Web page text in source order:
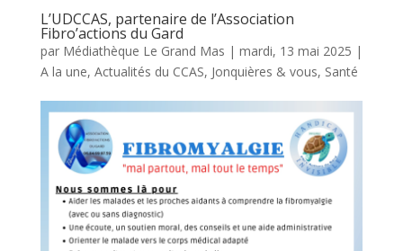
L’UDCCAS, partenaire de l’Association
Fibro’actions du Gard
par Médiathèque Le Grand Mas | mardi, 13 mai 2025 |
A la une, Actualités du CCAS, Jonquières & vous, Santé